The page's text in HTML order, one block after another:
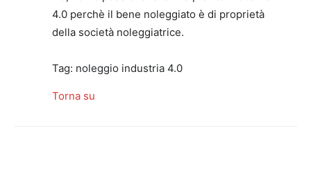
4.0 perchè il bene noleggiato è di proprietà
della società noleggiatrice.
Tag: noleggio industria 4.0
Torna su